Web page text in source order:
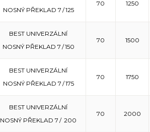
NOSNÝ PŘEKLAD 7 / 125
70 1250
BEST UNIVERZÁLNÍ
NOSNÝ PŘEKLAD 7 / 150
70 1500
BEST UNIVERZÁLNÍ
NOSNÝ PŘEKLAD 7 / 175
70 1750
BEST UNIVERZÁLNÍ
NOSNÝ PŘEKLAD 7 / 200
70 2000